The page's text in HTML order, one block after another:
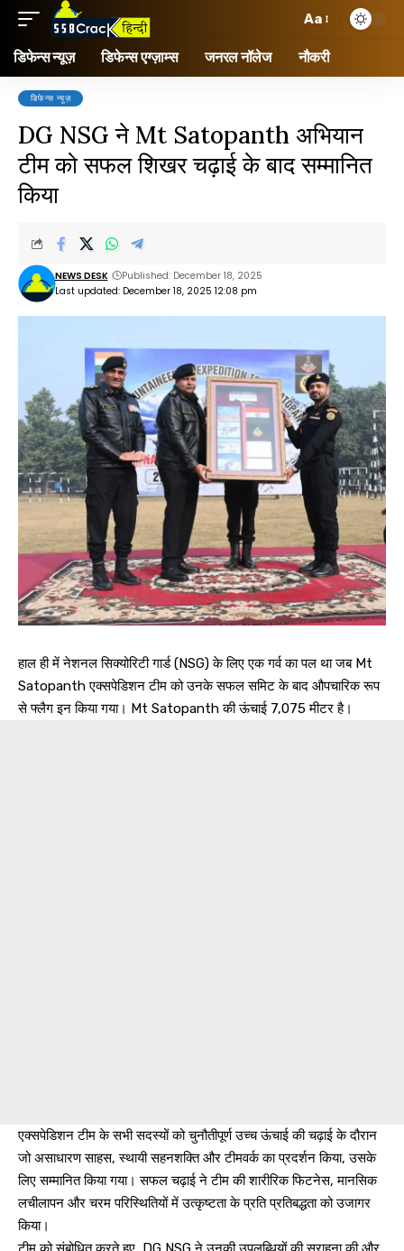
Aa
डिफेन्स न्यूज़ डिफेन्स एग्ज़ाम्स जनरल नॉलेज नौकरी
डिफेन्स न्यूज़
DG NSG ने Mt Satopanth अभियान
टीम को सफल शिखर चढ़ाई के बाद सम्मानित
किया
Last updated: December 18, 2025 12:08 pm
NEWS DESK Published: December 18, 2025
हाल ही में नेशनल सिक्योरिटी गार्ड (NSG) के लिए एक गर्व का पल था जब Mt
Satopanth एक्सपेडिशन टीम को उनके सफल समिट के बाद औपचारिक रूप
से फ्लैग इन किया गया। Mt Satopanth की ऊंचाई 7,075 मीटर है।
एक्सपेडिशन टीम के सभी सदस्यों को चुनौतीपूर्ण उच्च ऊंचाई की चढ़ाई के दौरान
जो असाधारण साहस, स्थायी सहनशक्ति और टीमवर्क का प्रदर्शन किया, उसके
लिए सम्मानित किया गया। सफल चढ़ाई ने टीम की शारीरिक फिटनेस, मानसिक
लचीलापन और चरम परिस्थितियों में उत्कृष्टता के प्रति प्रतिबद्धता को उजागर
किया।